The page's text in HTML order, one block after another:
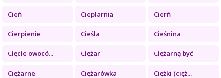
Cień Cieplarnia Cierń
Cierpienie Cieśla Cieśnina
Cięcie owocó... Ciężar Ciężarną być
Ciężarne Ciężarówka Ciężki (cięż...